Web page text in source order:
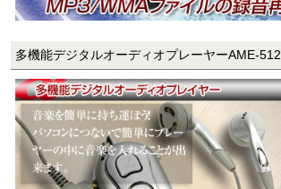
多機能デジタルオーディオプレーヤーAME-512